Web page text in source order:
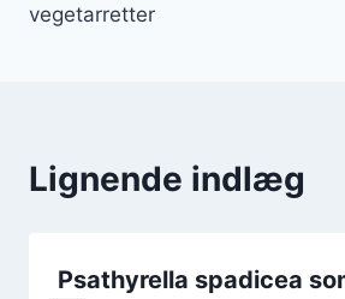
vegetarretter
Lignende indlæg
Psathyrella spadicea